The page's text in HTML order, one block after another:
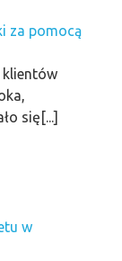
za pomocą
klientów
się[...]
w